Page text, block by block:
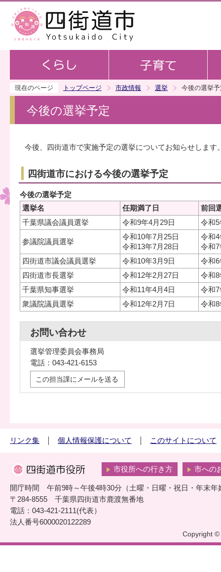
現在のページ トップページ 市政情報 選挙 今後の選挙
今後の選挙予定
今後、四街道市で実施予定の選挙についてお知らせします
四街道市における今後の選挙予定
今後の選挙予定
選挙名
任期満了日
前回
千葉県議会議員選挙
令和9年4月29日 令和
参議院議員選挙
令和10年7月25日
令和13年7月28日
令和
令和
四街道市議会議員選挙
令和10年3月9日
令和
四街道市長選挙
令和12年2月27日
令和
千葉県知事選挙
令和11年4月4日
令和
衆議院議員選挙
令和12年2月7日 令和
お問い合わせ
選挙管理委員会事務局
電話：043-421-6153
この担当課にメールを送る
リンク集 個人情報保護について このサイトについて
市役所への行き方 市への
開庁時間 午前9時～午後4時30分（土曜・日曜・祝日・年末年
〒284-8555 千葉県四街道市鹿渡無番地
電話：043-421-2111(代表）
法人番号6000020122289
Copyright ©